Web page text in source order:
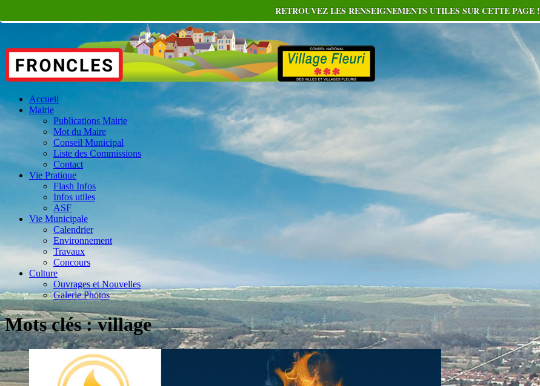
Accueil
Mairie
Publications Mairie
Mot du Maire
Conseil Municipal
Liste des Commissions
Contact
Vie Pratique
Flash Infos
Infos utiles
ASF
Vie Municipale
Calendrier
Environnement
Travaux
Concours
Culture
Ouvrages et Nouvelles
Galerie Photos
Mots clés : village
RETROUVEZ LES RENSEIGNEMENTS UTILES SUR CETTE PAGE !